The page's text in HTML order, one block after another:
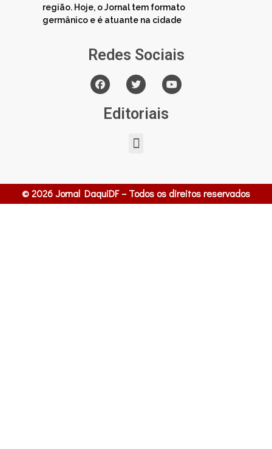
região. Hoje, o Jornal tem formato
germânico e é atuante na cidade
Redes Sociais
Editoriais
© 2026 Jornal DaquiDF – Todos os direitos reservados